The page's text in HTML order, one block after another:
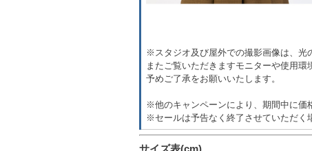
※スタジオ及び屋外での撮影画像は、光
またご覧いただきますモニターや使用環
予めご了承をお願いいたします。
※他のキャンペーンにより、期間中に価
※セールは予告なく終了させていただく
サイズ表(cm)